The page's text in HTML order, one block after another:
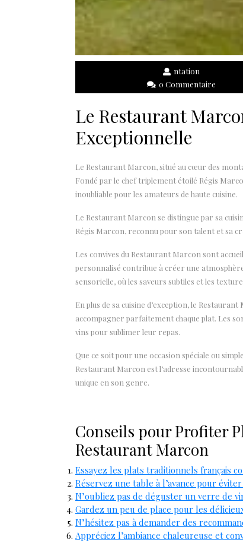
ntation
0 Commentaire
Le Restaurant
Exceptionnelle
Le Restaurant Marcon, situé au cœur des
Fondé par le chef triplement étoilé Régis
inoubliable pour les amateurs de haute cuisine.
Le Restaurant Marcon se distingue par sa
Régis Marcon, reconnu pour son talent et sa
Les convives du Restaurant Marcon sont
personnalisé contribue à créer une
sensorielle, où les saveurs subtiles et les
En plus de sa cuisine d’exception, le
accompagner parfaitement chaque plat. Les
vins pour sublimer leur repas.
Que ce soit pour une occasion spéciale ou
Restaurant Marcon est l’adresse
unique en son genre.
Conseils pour Profiter
Restaurant Marcon
Essayez les plats traditionnels français
Réservez une table à l’avance pour
N’oubliez pas de déguster un verre de
Gardez un peu de place pour les
N’hésitez pas à demander des
Appréciez l’ambiance chaleureuse et